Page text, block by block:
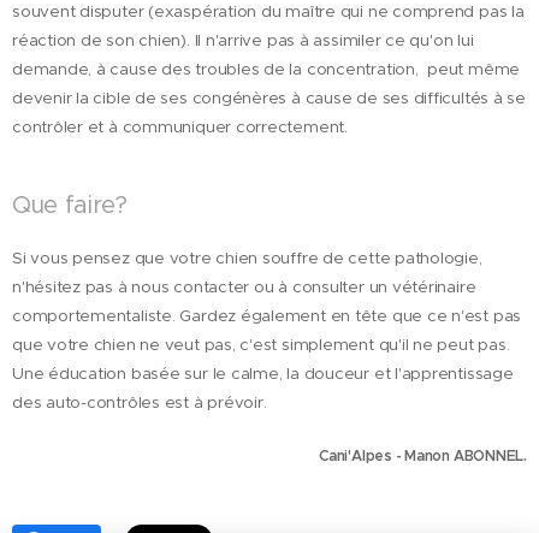
souvent disputer (exaspération du maître qui ne comprend pas la
réaction de son chien). Il n'arrive pas à assimiler ce qu'on lui
demande, à cause des troubles de la concentration, peut même
devenir la cible de ses congénères à cause de ses difficultés à se
contrôler et à communiquer correctement.
Que faire?
Si vous pensez que votre chien souffre de cette pathologie,
n'hésitez pas à nous contacter ou à consulter un vétérinaire
comportementaliste. Gardez également en tête que ce n'est pas
que votre chien ne veut pas, c'est simplement qu'il ne peut pas.
Une éducation basée sur le calme, la douceur et l'apprentissage
des auto-contrôles est à prévoir.
Cani'Alpes - Manon ABONNEL.